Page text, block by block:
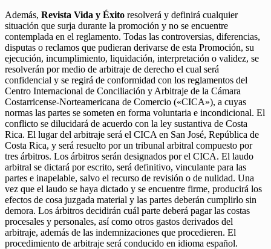
Además, Revista Vida y Éxito resolverá y definirá cualquier
situación que surja durante la promoción y no se encuentre
contemplada en el reglamento. Todas las controversias, diferencias,
disputas o reclamos que pudieran derivarse de esta Promoción, su
ejecución, incumplimiento, liquidación, interpretación o validez, se
resolverán por medio de arbitraje de derecho el cual será
confidencial y se regirá de conformidad con los reglamentos del
Centro Internacional de Conciliación y Arbitraje de la Cámara
Costarricense-Norteamericana de Comercio («CICA»), a cuyas
normas las partes se someten en forma voluntaria e incondicional. El
conflicto se dilucidará de acuerdo con la ley sustantiva de Costa
Rica. El lugar del arbitraje será el CICA en San José, República de
Costa Rica, y será resuelto por un tribunal arbitral compuesto por
tres árbitros. Los árbitros serán designados por el CICA. El laudo
arbitral se dictará por escrito, será definitivo, vinculante para las
partes e inapelable, salvo el recurso de revisión o de nulidad. Una
vez que el laudo se haya dictado y se encuentre firme, producirá los
efectos de cosa juzgada material y las partes deberán cumplirlo sin
demora. Los árbitros decidirán cuál parte deberá pagar las costas
procesales y personales, así como otros gastos derivados del
arbitraje, además de las indemnizaciones que procedieren. El
procedimiento de arbitraje será conducido en idioma español.